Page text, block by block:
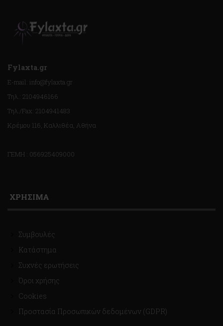
Fylaxta.gr
E-mail: info@fylaxta.gr
Τηλ.: 2104946166
Τηλ./Fax: 2104941483
Κρέμου 116, Καλλιθέα, Αθήνα
ΓΕΜΗ : 056925409000
ΧΡΗΣΙΜΑ
Συμβουλές
Κατάστημα
Συχνές ερωτήσεις
Όροι χρήσης
Cookies
Προστασία Προσωπικών δεδομένων (GDPR)